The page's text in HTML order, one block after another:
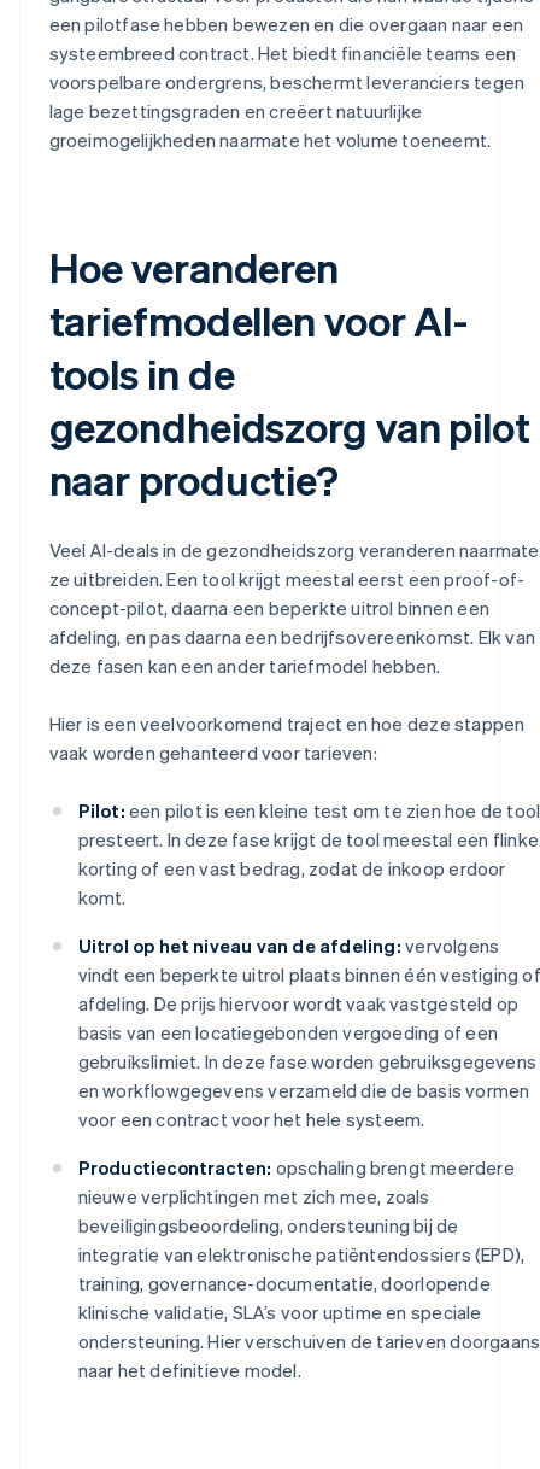
een pilotfase hebben bewezen en die overgaan naar een
systeembreed contract. Het biedt financiële teams een
voorspelbare ondergrens, beschermt leveranciers tegen
lage bezettingsgraden en creëert natuurlijke
groeimogelijkheden naarmate het volume toeneemt.
Hoe veranderen
tariefmodellen voor AI-
tools in de
gezondheidszorg van pilot
naar productie?
Veel AI-deals in de gezondheidszorg veranderen naarmate
ze uitbreiden. Een tool krijgt meestal eerst een proof-of-
concept-pilot, daarna een beperkte uitrol binnen een
afdeling, en pas daarna een bedrijfsovereenkomst. Elk van
deze fasen kan een ander tariefmodel hebben.
Hier is een veelvoorkomend traject en hoe deze stappen
vaak worden gehanteerd voor tarieven:
Pilot: een pilot is een kleine test om te zien hoe de tool
presteert. In deze fase krijgt de tool meestal een flinke
korting of een vast bedrag, zodat de inkoop erdoor
komt.
Uitrol op het niveau van de afdeling: vervolgens
vindt een beperkte uitrol plaats binnen één vestiging of
afdeling. De prijs hiervoor wordt vaak vastgesteld op
basis van een locatiegebonden vergoeding of een
gebruikslimiet. In deze fase worden gebruiksgegevens
en workflowgegevens verzameld die de basis vormen
voor een contract voor het hele systeem.
Productiecontracten: opschaling brengt meerdere
nieuwe verplichtingen met zich mee, zoals
beveiligingsbeoordeling, ondersteuning bij de
integratie van elektronische patiëntendossiers (EPD),
training, governance-documentatie, doorlopende
klinische validatie, SLA’s voor uptime en speciale
ondersteuning. Hier verschuiven de tarieven doorgaans
naar het definitieve model.